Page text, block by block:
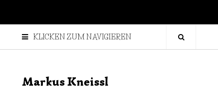
KLICKEN ZUM NAVIGIEREN
Markus Kneissl